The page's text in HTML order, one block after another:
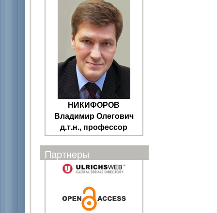
НИКИФОРОВ
Владимир Олегович
д.т.н., профессор
Партнеры